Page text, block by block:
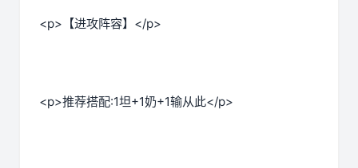
<p>【进攻阵容】</p>
<p>推荐搭配:1坦+1奶+1输从此</p>